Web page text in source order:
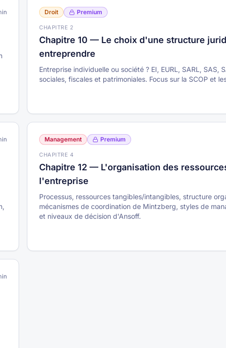
Droit Premium
CHAPITRE 2
Chapitre 10 — Le choix d'une structure
entreprendre
Entreprise individuelle ou société ? EI, EURL, SARL, SAS,
sociales, fiscales et patrimoniales. Focus sur la SCOP et
Management Premium
CHAPITRE 4
Chapitre 12 — L'organisation des
l'entreprise
Processus, ressources tangibles/intangibles, structure
mécanismes de coordination de Mintzberg, styles de
et niveaux de décision d'Ansoff.